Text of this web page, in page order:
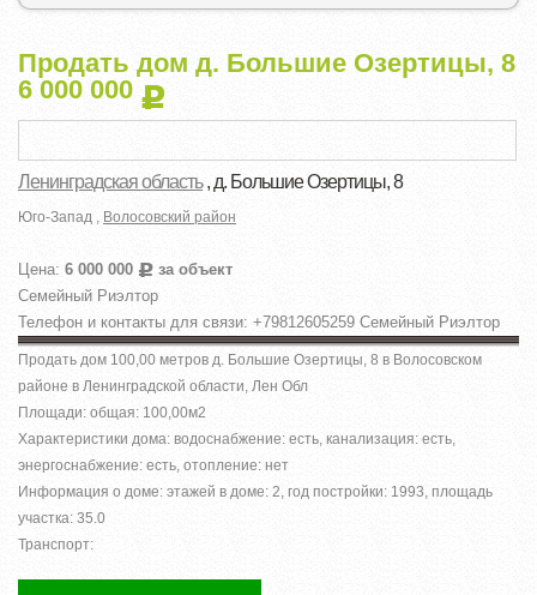
Продать дом д. Большие Озертицы, 8
6 000 000 Р
Ленинградская область, д. Большие Озертицы, 8
Юго-Запад , Волосовский район
Цена: 6 000 000 Р за объект
Семейный Риэлтор
Телефон и контакты для связи: +79812605259 Семейный Риэлтор
Продать дом 100,00 метров д. Большие Озертицы, 8 в Волосовском
районе в Ленинградской области, Лен Обл
Площади: общая: 100,00м2
Характеристики дома: водоснабжение: есть, канализация: есть,
энергоснабжение: есть, отопление: нет
Информация о доме: этажей в доме: 2, год постройки: 1993, площадь
участка: 35.0
Транспорт: